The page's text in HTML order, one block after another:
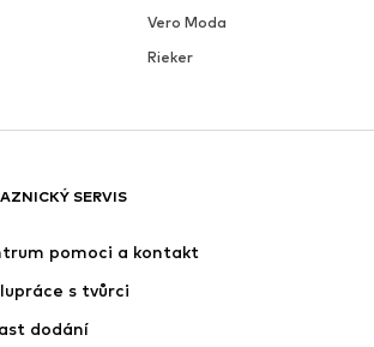
Vero Moda
Rieker
SERVIS
pomoci a kontakt
s tvůrci
dodání